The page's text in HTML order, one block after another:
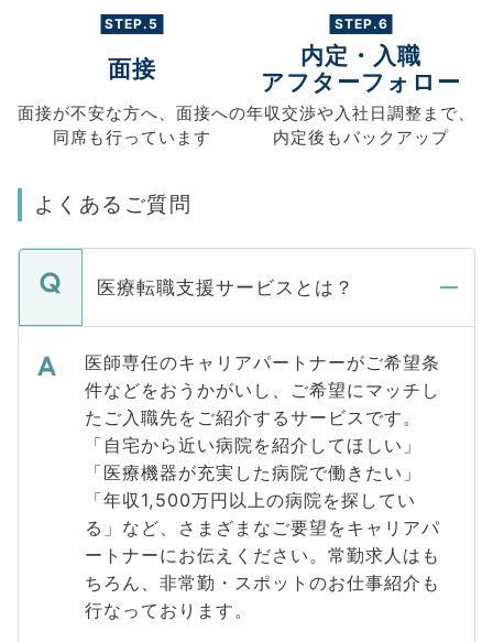
STEP.5
面接
面接が不安な方へ、 面接への
同席も行っています
STEP.6
内定・入職
アフターフォロー
年収交渉や入社日調整まで、
内定後もバックアップ
よくあるご質問
医療転職支援サービスとは？
医師専任のキャリアパートナーがご希望条
件などをおうかがいし、ご希望にマッチし
たご入職先をご紹介するサービスです。
「自宅から近い病院を紹介してほしい」
「医療機器が充実した病院で働きたい」
「年収1,500万円以上の病院を探してい
る」など、さまざまなご要望をキャリアパ
ートナーにお伝えください。常勤求人はも
ちろん、非常勤・スポットのお仕事紹介も
行なっております。